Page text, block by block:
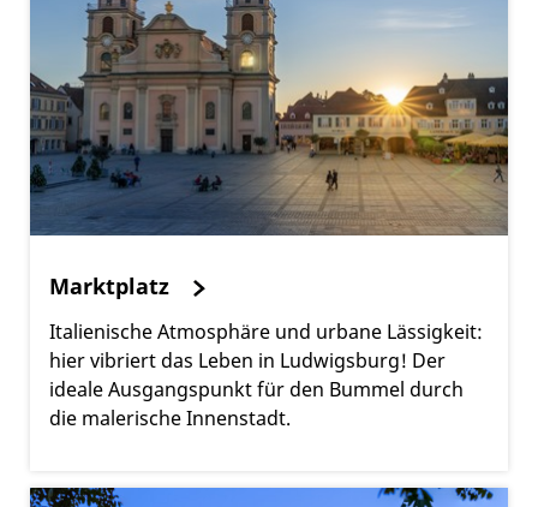
Marktplatz
Italienische Atmosphäre und urbane Lässigkeit:
hier vibriert das Leben in Ludwigsburg! Der
ideale Ausgangspunkt für den Bummel durch
die malerische Innenstadt.